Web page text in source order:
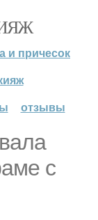
и причесок
отзывы
с